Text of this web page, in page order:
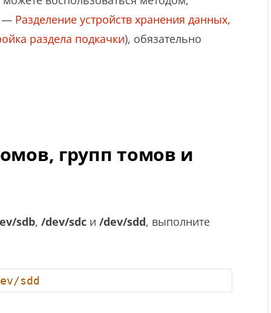
— Разделение устройств хранения данных,
раздела подкачки), обязательно
групп томов и
sdb, /dev/sdc и /dev/sdd, выполните
sdd